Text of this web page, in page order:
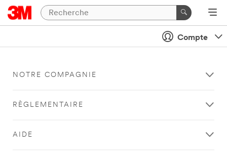
Compte
NOTRE COMPAGNIE
RÈGLEMENTAIRE
AIDE